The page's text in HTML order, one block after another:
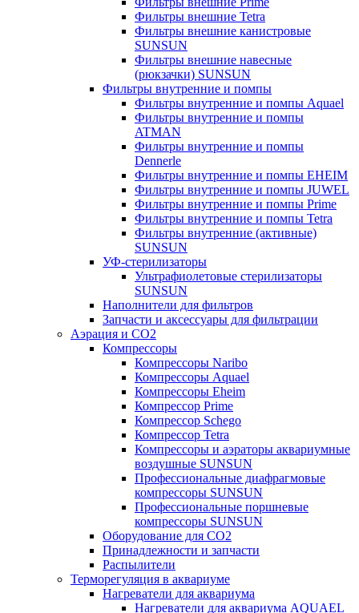
Фильтры внешние Tetra
Фильтры внешние канистровые
SUNSUN
Фильтры внешние навесные
(рюкзачки) SUNSUN
Фильтры внутренние и помпы
Фильтры внутренние и помпы Aquael
Фильтры внутренние и помпы
ATMAN
Фильтры внутренние и помпы
Dennerle
Фильтры внутренние и помпы EHEIM
Фильтры внутренние и помпы JUWEL
Фильтры внутренние и помпы Prime
Фильтры внутренние и помпы Tetra
Фильтры внутренние (активные)
SUNSUN
УФ-стерилизаторы
Ультрафиолетовые стерилизаторы
SUNSUN
Наполнители для фильтров
Запчасти и аксессуары для фильтрации
Аэрация и CO2
Компрессоры
Компрессоры Naribo
Компрессоры Aquael
Компрессоры Eheim
Компрессор Prime
Компрессор Schego
Компрессор Tetra
Компрессоры и аэраторы аквариумные
воздушные SUNSUN
Профессиональные диафрагмовые
компрессоры SUNSUN
Профессиональные поршневые
компрессоры SUNSUN
Оборудование для CO2
Принадлежности и запчасти
Распылители
Терморегуляция в аквариуме
Нагреватели для аквариума
Нагреватели для аквариума AQUAEL